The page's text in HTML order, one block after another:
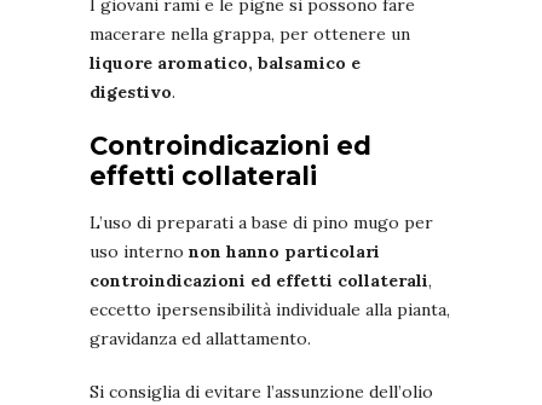
I giovani rami e le pigne si possono fare
macerare nella grappa, per ottenere un
liquore aromatico, balsamico e
digestivo.
Controindicazioni ed
effetti collaterali
L’uso di preparati a base di pino mugo per
uso interno non hanno particolari
controindicazioni ed effetti collaterali,
eccetto ipersensibilità individuale alla pianta,
gravidanza ed allattamento.
Si consiglia di evitare l’assunzione dell’olio